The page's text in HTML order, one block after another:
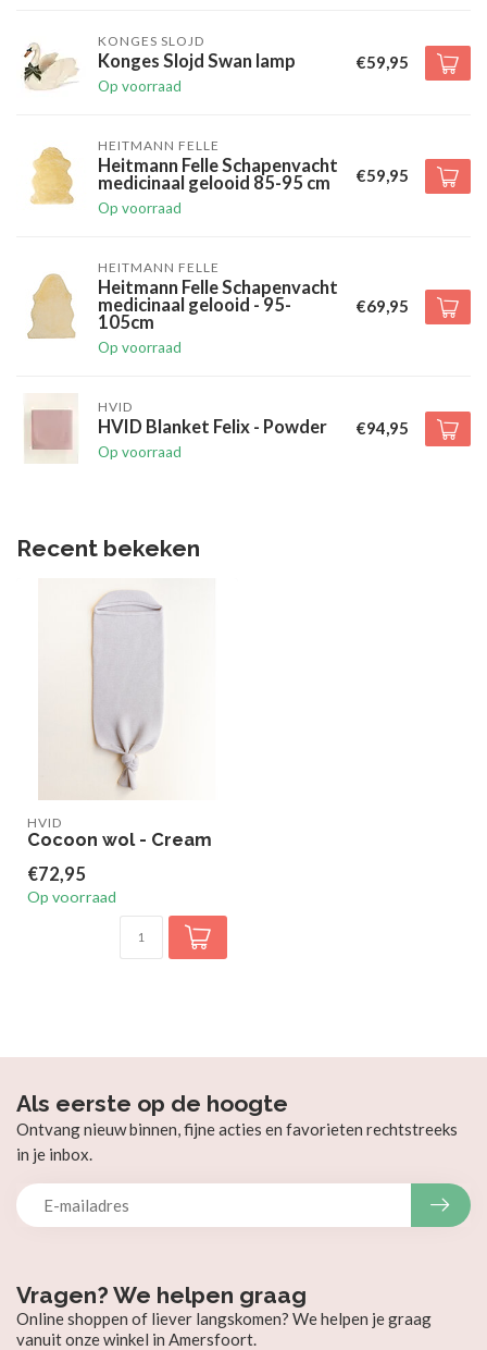
KONGES SLOJD
Konges Slojd Swan lamp
Op voorraad
€59,95
HEITMANN FELLE
Heitmann Felle Schapenvacht
medicinaal gelooid 85-95 cm
Op voorraad
€59,95
HEITMANN FELLE
Heitmann Felle Schapenvacht
medicinaal gelooid - 95-
105cm
Op voorraad
€69,95
HVID
HVID Blanket Felix - Powder
Op voorraad
€94,95
Recent bekeken
HVID
Cocoon wol - Cream
€72,95
Op voorraad
Vragen? We helpen graag
Online shoppen of liever langskomen? We helpen je graag
vanuit onze winkel in Amersfoort.
Als eerste op de hoogte
Ontvang nieuw binnen, fijne acties en favorieten rechtstreeks
in je inbox.